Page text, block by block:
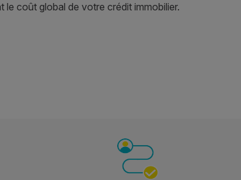
coût global de votre crédit immobilier.